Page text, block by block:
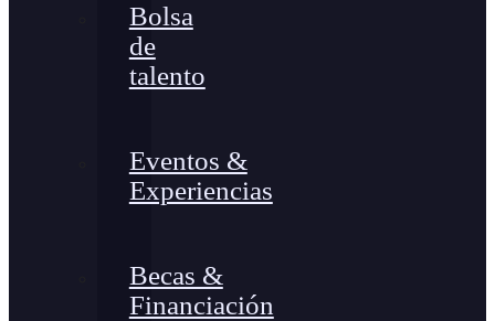
Bolsa
de
talento
Eventos &
Experiencias
Becas &
Financiación